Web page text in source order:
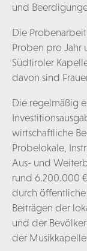
und
Die
Proben pro Jahr
Südtiroler
davon sind
Die regelmäßig
wirtschaftliche
Probelokale,
Aus- und
rund 6.200.000
durch öffentliche
Beiträgen der
und der
der